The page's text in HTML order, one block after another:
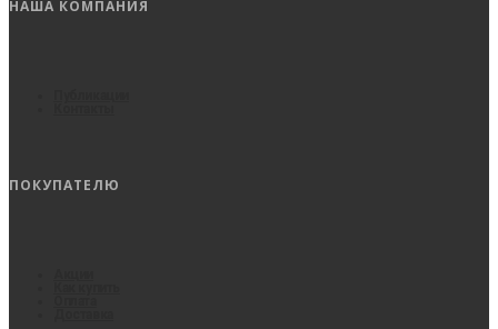
НАША КОМПАНИЯ
ПОКУПАТЕЛЮ